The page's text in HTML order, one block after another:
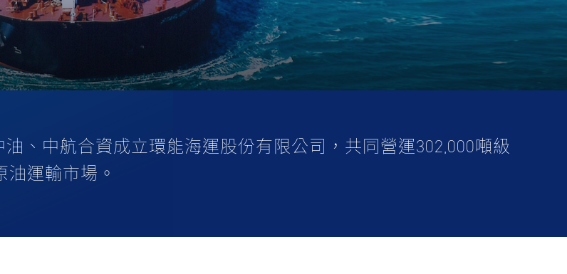
、中航合資成立環能海運股份有限公司，共同營運302,000噸級
油運輸市場。